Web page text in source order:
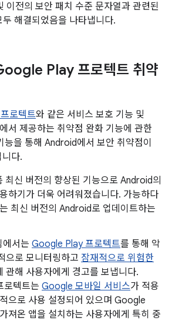
전의 보안 패치 수준 문자열과 관련된
두 해결되었음을 나타냅니다.
Play 프로텍트 취약
로텍트와 같은 서비스 보호 기능 및
에서 제공하는 취약점 완화 기능에 관한
능을 통해 Android에서 보안 취약점이
다.
최신 버전의 향상된 기능으로 Android의
하기가 더욱 어려워졌습니다. 가능하다
최신 버전의 Android로 업데이트하는
서는 Google Play 프로텍트를 통해 악
으로 모니터링하고 잠재적으로 위험한
관해 사용자에게 경고를 보냅니다.
텍트는 Google 모바일 서비스가 적용
으로 사용 설정되어 있으며 Google
져온 앱을 설치하는 사용자에게 특히 중